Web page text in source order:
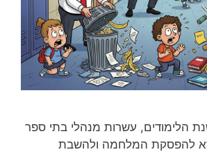
הלימודים, עשרות מנהלי בתי ספר
להפסקת המלחמה ולהשבת